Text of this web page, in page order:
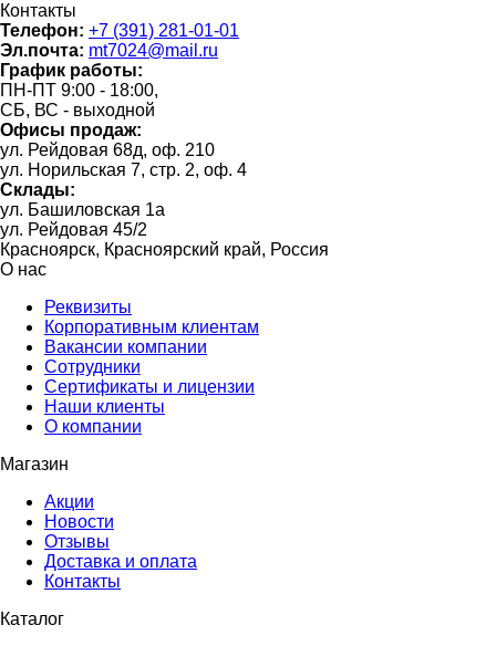
Контакты
Телефон: +7 (391) 281-01-01
Эл.почта: mt7024@mail.ru
График работы:
ПН-ПТ 9:00 - 18:00,
СБ, ВС - выходной
Офисы продаж:
ул. Рейдовая 68д, оф. 210
ул. Норильская 7, стр. 2, оф. 4
Склады:
ул. Башиловская 1а
ул. Рейдовая 45/2
Красноярск, Красноярский край, Россия
О нас
Реквизиты
Корпоративным клиентам
Вакансии компании
Сотрудники
Сертификаты и лицензии
Наши клиенты
О компании
Магазин
Акции
Новости
Отзывы
Доставка и оплата
Контакты
Каталог